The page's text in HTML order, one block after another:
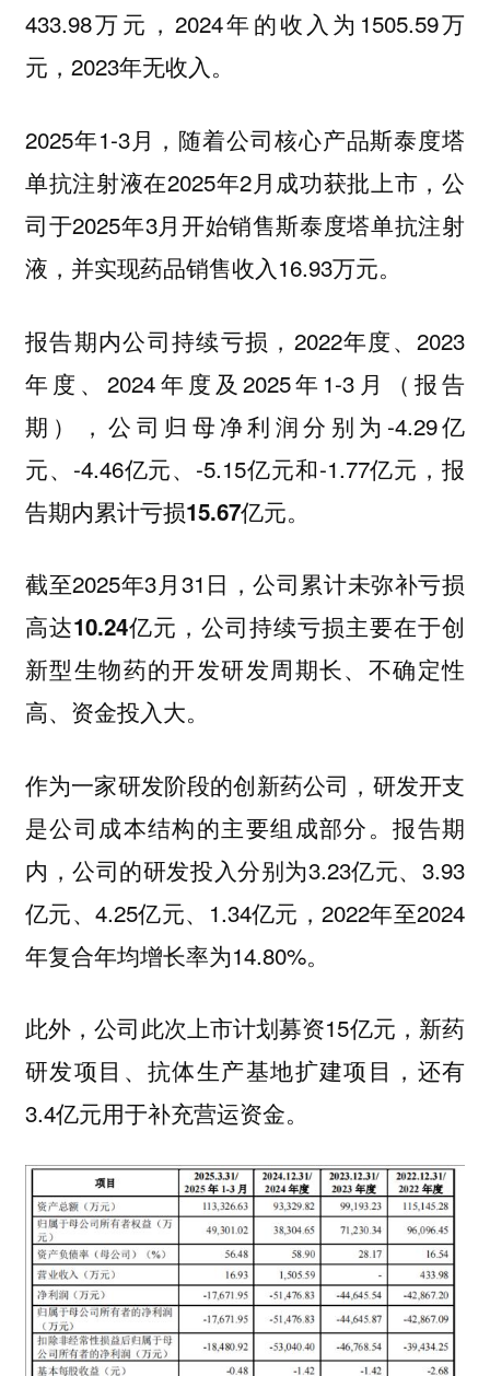
433.98万元，2024年的收入为1505.59万
元，2023年无收入。
2025年1-3月，随着公司核心产品斯泰度塔
单抗注射液在2025年2月成功获批上市，公
司于2025年3月开始销售斯泰度塔单抗注射
液，并实现药品销售收入16.93万元。
报告期内公司持续亏损，2022年度、2023
年度、2024年度及2025年1-3月（报告
期），公司归母净利润分别为-4.29亿
元、-4.46亿元、-5.15亿元和-1.77亿元，报
告期内累计亏损15.67亿元。
截至2025年3月31日，公司累计未弥补亏损
高达10.24亿元 ，公司持续亏损主要在于创
新型生物药的开发研发周期长、不确定性
高、资金投入大。
作为一家研发阶段的创新药公司，研发开支
是公司成本结构的主要组成部分。报告期
内，公司的研发投入分别为3.23亿元、3.93
亿元、4.25亿元、1.34亿元，2022年至2024
年复合年均增长率为14.80%。
此外，公司此次上市计划募资15亿元，新药
研发项目、抗体生产基地扩建项目，还有
3.4亿元用于补充营运资金。